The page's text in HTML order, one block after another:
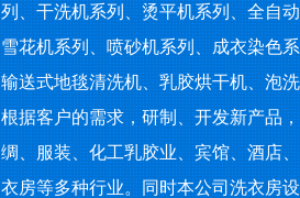
列、干洗机系列、烫平机系列、全自
雪花机系列、喷砂机系列、成衣染色
输送式地毯清洗机、乳胶烘干机、泡
根据客户的需求，研制、开发新产品
绸、服装、化工乳胶业、宾馆、酒店
衣房等多种行业。同时本公司洗衣房